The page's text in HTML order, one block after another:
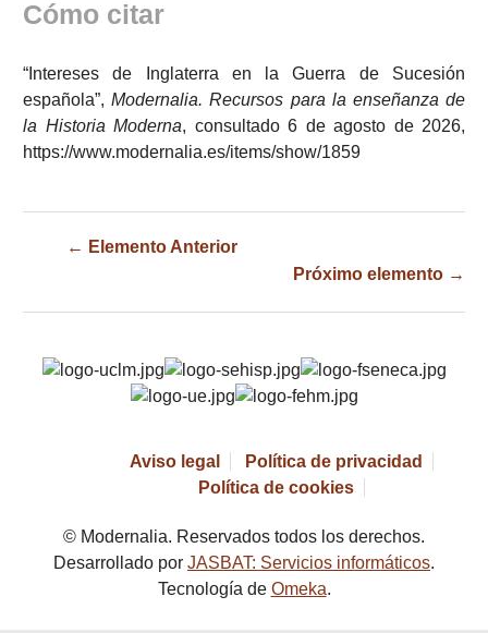
Cómo citar
“Intereses de Inglaterra en la Guerra de Sucesión
española”,Modernalia. Recursos para la enseñanza de
la Historia Moderna, consultado 6 de agosto de 2026,
https://www.modernalia.es/items/show/1859
← Elemento Anterior
Próximo elemento →
Aviso legal
Política de privacidad
Política de cookies
© Modernalia. Reservados todos los derechos.
Desarrollado por JASBAT: Servicios informáticos.
Tecnología de Omeka.